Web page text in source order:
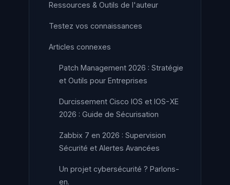
Ressources & Outils de l'auteur
Testez vos connaissances
Articles connexes
Patch Management 2026 : Stratégie
et Outils pour Entreprises
Durcissement Cisco IOS et IOS-XE
2026 : Guide de Sécurisation
Zabbix 7 en 2026 : Supervision
Sécurité et Alertes Avancées
Un projet cybersécurité ? Parlons-
en.